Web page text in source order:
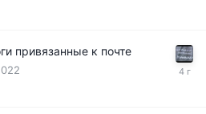
привязанные к почте